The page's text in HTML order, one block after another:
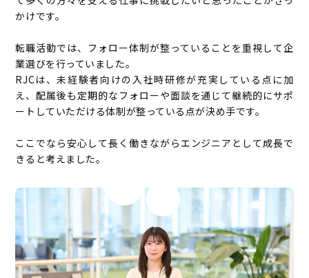
かけです。
転職活動では、フォロー体制が整っていることを重視して企
業選びを行っていました。
RJCは、未経験者向けの入社時研修が充実している点に加
え、配属後も定期的なフォローや面談を通じて継続的にサポ
ートしていただける体制が整っている点が決め手です。
ここでなら安心して長く働きながらエンジニアとして成長で
きると考えました。